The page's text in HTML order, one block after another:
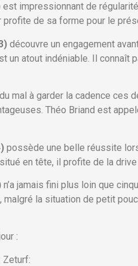
est impressionnant de
profite de sa forme pour le
découvre un engagement
un atout indéniable. Il
mal à garder la cadence ces
Théo Briand est
possède une belle réussite
en tête, il profite de la
n’a jamais fini plus loin que
malgré la situation de petit
:
Zeturf: